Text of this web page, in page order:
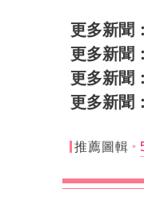
更多新聞
更多新聞
更多新聞
更多新聞
推薦圖輯